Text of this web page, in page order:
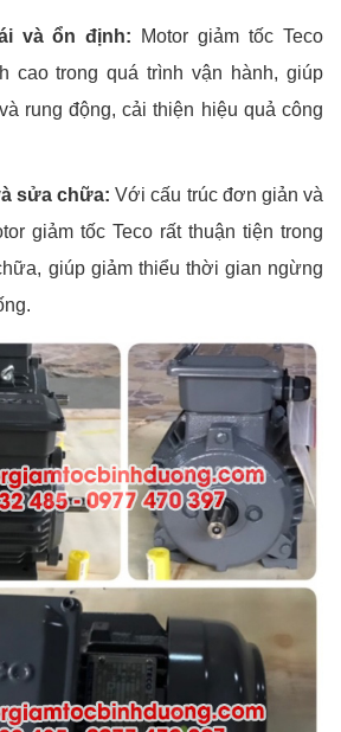
và ổn định: Motor giảm tốc Teco
cao trong quá trình vận hành, giúp
rung động, cải thiện hiệu quả công
sửa chữa: Với cấu trúc đơn giản và
giảm tốc Teco rất thuận tiện trong
giúp giảm thiểu thời gian ngừng